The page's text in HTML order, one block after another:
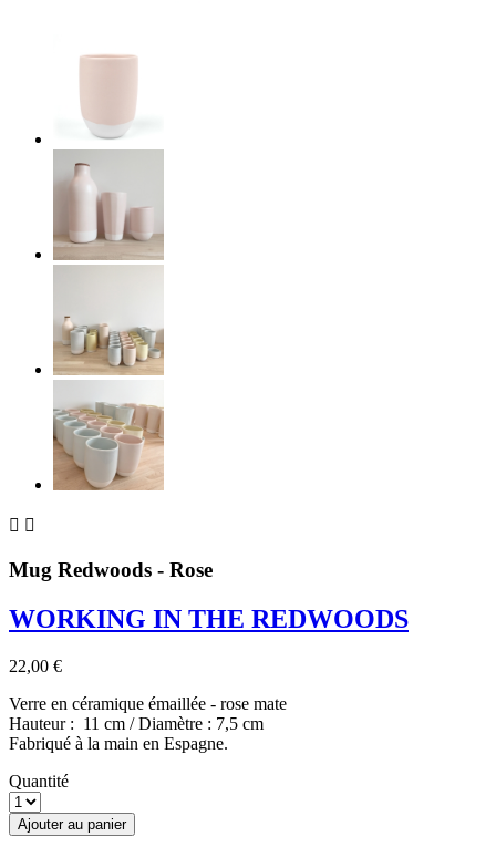
 
Mug Redwoods - Rose
WORKING IN THE REDWOODS
22,00 €
Verre en céramique émaillée - rose mate
Hauteur : 11 cm / Diamètre : 7,5 cm
Fabriqué à la main en Espagne.
Quantité
Ajouter au panier